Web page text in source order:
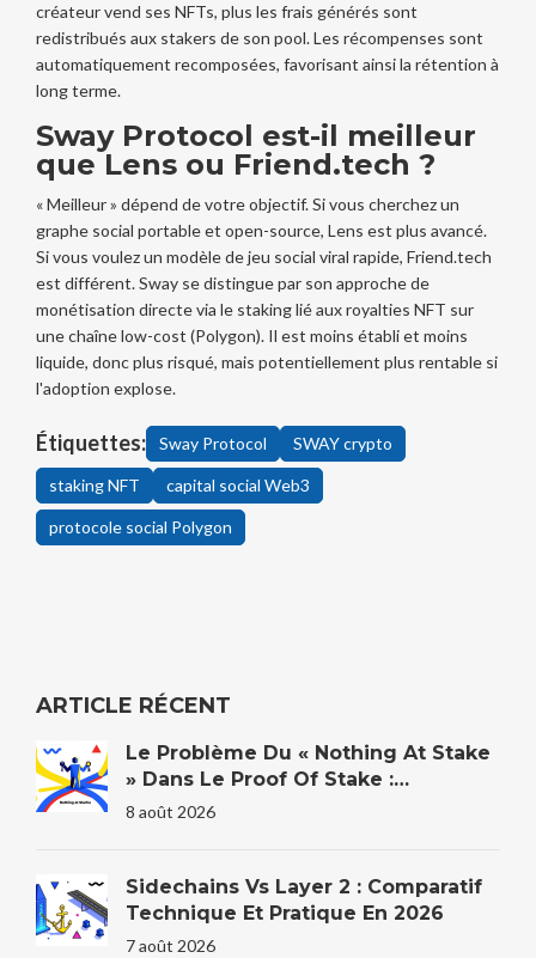
créateur vend ses NFTs, plus les frais générés sont
redistribués aux stakers de son pool. Les récompenses sont
automatiquement recomposées, favorisant ainsi la rétention à
long terme.
Sway Protocol est-il meilleur
que Lens ou Friend.tech ?
« Meilleur » dépend de votre objectif. Si vous cherchez un
graphe social portable et open-source, Lens est plus avancé.
Si vous voulez un modèle de jeu social viral rapide, Friend.tech
est différent. Sway se distingue par son approche de
monétisation directe via le staking lié aux royalties NFT sur
une chaîne low-cost (Polygon). Il est moins établi et moins
liquide, donc plus risqué, mais potentiellement plus rentable si
l'adoption explose.
Étiquettes: Sway Protocol SWAY crypto
staking NFT capital social Web3
protocole social Polygon
ARTICLE RÉCENT
Le Problème Du « Nothing At Stake
» Dans Le Proof Of Stake :
Explication
8 août 2026
Sidechains Vs Layer 2 : Comparatif
Technique Et Pratique En 2026
7 août 2026